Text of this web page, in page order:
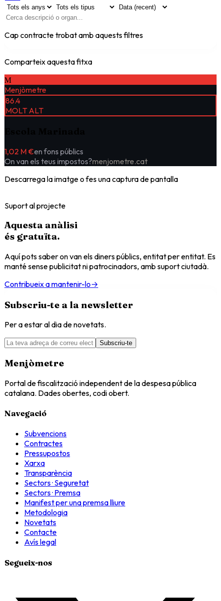
Cap contracte trobat amb aquests filtres
Comparteix aquesta fitxa
M
Menjòmetre
86.4
MOLT ALT
1,02 M €en fons públics
On van els teus impostos?menjometre.cat
Descarrega la imatge o fes una captura de pantalla
Suport al projecte
Aquesta anàlisi
és gratuïta.
Aquí pots saber on van els diners públics, entitat per entitat. Es
manté sense publicitat ni patrocinadors, amb suport ciutadà.
Contribueix a mantenir-lo→
Subscriu-te a la newsletter
Per a estar al dia de novetats.
Subscriu-te
Menjòmetre
Portal de fiscalització independent de la despesa pública
catalana. Dades obertes, codi obert.
Navegació
Subvencions
Contractes
Pressupostos
Xarxa
Transparència
Sectors · Seguretat
Sectors · Premsa
Manifest per una premsa lliure
Metodologia
Novetats
Contacte
Avís legal
Segueix-nos